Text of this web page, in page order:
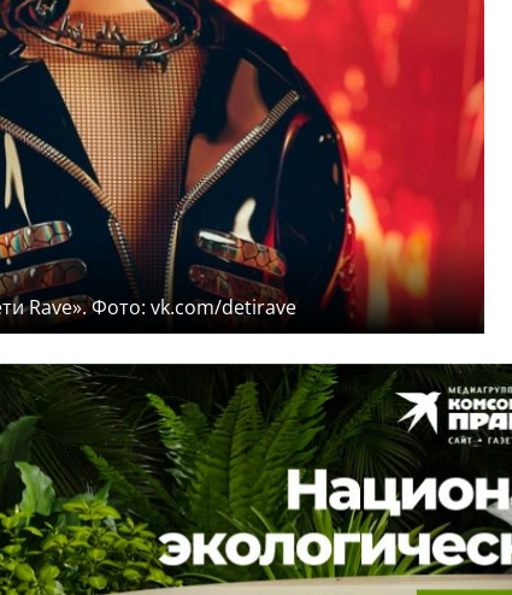
Rave». Фото: vk.com/detirave